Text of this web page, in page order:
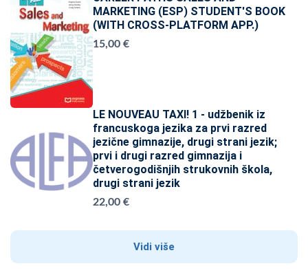
MARKETING (ESP) STUDENT'S BOOK
(WITH CROSS-PLATFORM APP.)
15,00 €
LE NOUVEAU TAXI! 1 - udžbenik iz
francuskoga jezika za prvi razred
jezične gimnazije, drugi strani jezik;
prvi i drugi razred gimnazija i
četverogodišnjih strukovnih škola,
drugi strani jezik
22,00 €
Vidi više